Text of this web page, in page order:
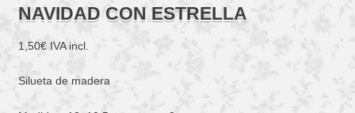
NAVIDAD CON ESTRELLA
1,50€ IVA incl.
Silueta de madera